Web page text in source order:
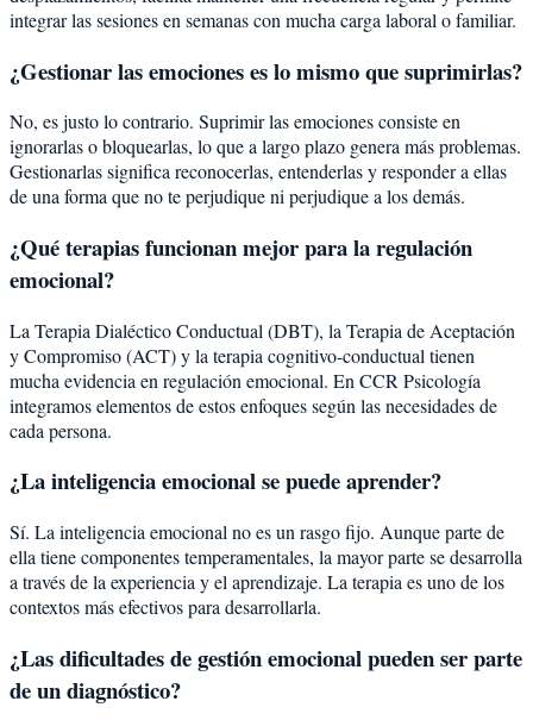
integrar las sesiones en semanas con mucha carga laboral o familiar.
¿Gestionar las emociones es lo mismo que suprimirlas?
No, es justo lo contrario. Suprimir las emociones consiste en
ignorarlas o bloquearlas, lo que a largo plazo genera más problemas.
Gestionarlas significa reconocerlas, entenderlas y responder a ellas
de una forma que no te perjudique ni perjudique a los demás.
¿Qué terapias funcionan mejor para la regulación
emocional?
La Terapia Dialéctico Conductual (DBT), la Terapia de Aceptación
y Compromiso (ACT) y la terapia cognitivo-conductual tienen
mucha evidencia en regulación emocional. En CCR Psicología
integramos elementos de estos enfoques según las necesidades de
cada persona.
¿La inteligencia emocional se puede aprender?
Sí. La inteligencia emocional no es un rasgo fijo. Aunque parte de
ella tiene componentes temperamentales, la mayor parte se desarrolla
a través de la experiencia y el aprendizaje. La terapia es uno de los
contextos más efectivos para desarrollarla.
¿Las dificultades de gestión emocional pueden ser parte
de un diagnóstico?